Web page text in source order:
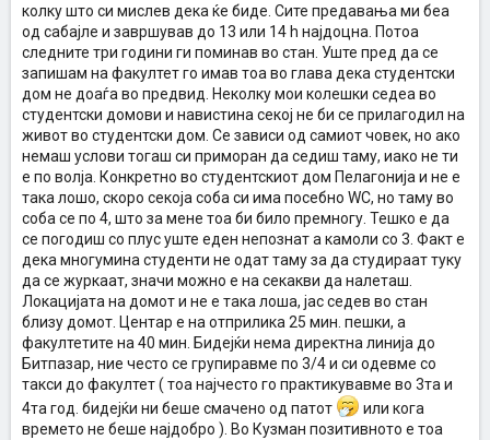
колку што си мислев дека ќе биде. Сите предавања ми беа
од сабајле и завршував до 13 или 14 h најдоцна. Потоа
следните три години ги поминав во стан. Уште пред да се
запишам на факултет го имав тоа во глава дека студентски
дом не доаѓа во предвид. Неколку мои колешки седеа во
студентски домови и навистина секој не би се прилагодил на
живот во студентски дом. Се зависи од самиот човек, но ако
немаш услови тогаш си приморан да седиш таму, иако не ти
е по волја. Конкретно во студентскиот дом Пелагонија и не е
така лошо, скоро секоја соба си има посебно WC, но таму во
соба се по 4, што за мене тоа би било премногу. Тешко е да
се погодиш со плус уште еден непознат а камоли со 3. Факт е
дека многумина студенти не одат таму за да студираат туку
да се журкаат, значи можно е на секакви да налеташ.
Локацијата на домот и не е така лоша, јас седев во стан
близу домот. Центар е на отприлика 25 мин. пешки, а
факултетите на 40 мин. Бидејќи нема директна линија до
Битпазар, ние често се групиравме по 3/4 и си одевме со
такси до факултет ( тоа најчесто го практикувавме во 3та и
4та год. бидејќи ни беше смачено од патот
или кога
времето не беше најдобро ). Во Кузман позитивното е тоа